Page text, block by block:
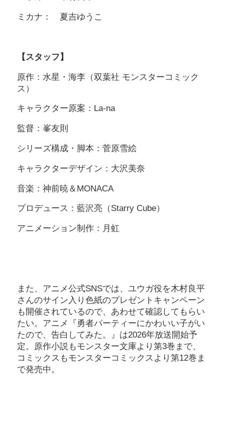
ミカナ： 夏吉ゆうこ
【スタッフ】
原作：水星・海李（双葉社 モンスターコミック
ス）
キャラクター原案：La-na
監督：峯友則
シリーズ構成・脚本：菅原雪絵
キャラクターデザイン：大沢美奈
音楽：神前暁＆MONACA
プロデュース：藍沢亮（Starry Cube）
アニメーション制作：月虹
また、アニメ公式SNSでは、ユウガ役を木村良平
さんのサイン入り色紙のプレゼントキャンペーン
も開催されているので、あわせて確認してもらい
たい。アニメ『勇者パーティーにかわいい子がい
たので、告白してみた。』は2026年放送開始予
定。原作小説もモンスター文庫より第3巻まで、
コミックスもモンスターコミックスより第12巻ま
で発売中。